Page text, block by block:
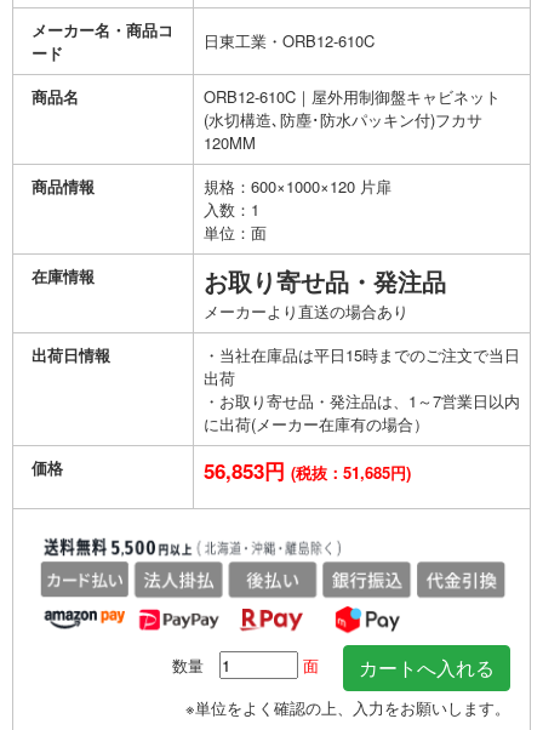
メーカー名・商品コ
ード
日東工業・ORB12-610C
商品名
ORB12-610C｜屋外用制御盤キャビネット
(水切構造､防塵･防水パッキン付)フカサ
120MM
商品情報
規格：600×1000×120 片扉
入数：1
単位：面
在庫情報
お取り寄せ品・発注品
メーカーより直送の場合あり
出荷日情報
・当社在庫品は平日15時までのご注文で当日
出荷
・お取り寄せ品・発注品は、1～7営業日以内
に出荷(メーカー在庫有の場合）
価格
56,853円 (税抜：51,685円)
数量
面
※単位をよく確認の上、入力をお願いします。